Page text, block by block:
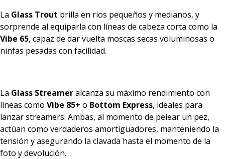
La Glass Trout brilla en ríos pequeños y medianos, y
sorprende al equiparla con líneas de cabeza corta como la
Vibe 65, capaz de dar vuelta moscas secas voluminosas o
ninfas pesadas con facilidad.
La Glass Streameralcanza su máximo rendimiento con
líneas como Vibe 85+ o Bottom Express, ideales para
lanzar streamers. Ambas, al momento de pelear un pez,
actúan como verdaderos amortiguadores, manteniendo la
tensión y asegurando la clavada hasta el momento de la
foto y devolución.